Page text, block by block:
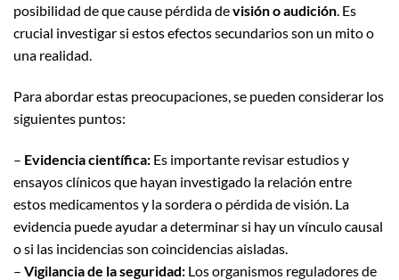
posibilidad de que cause pérdida devisión o audición. Es
crucial investigar si estos efectos secundarios son un mito o
una realidad.
Para abordar estas preocupaciones, se pueden considerar los
siguientes puntos:
– Evidencia científica: Es importante revisar estudios y
ensayos clínicos que hayan investigado la relación entre
estos medicamentos y la sordera o pérdida de visión. La
evidencia puede ayudar a determinar si hay un vínculo causal
o si las incidencias son coincidencias aisladas.
– Vigilancia de la seguridad: Los organismos reguladores de